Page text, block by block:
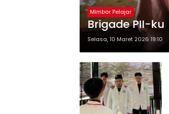
Mimbar Pelajar
Brigade PII-ku
Selasa, 10 Maret 2026 19:10